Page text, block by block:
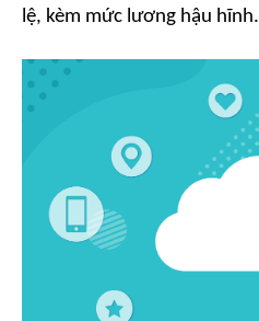
lệ, kèm mức lương hậu hĩnh.